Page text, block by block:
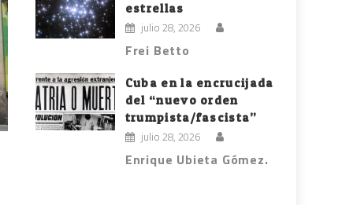
estrellas
julio 28, 2026
Frei Betto
Cuba en la encrucijada
del “nuevo orden
trumpista/fascista”
julio 28, 2026
Enrique Ubieta Gómez.